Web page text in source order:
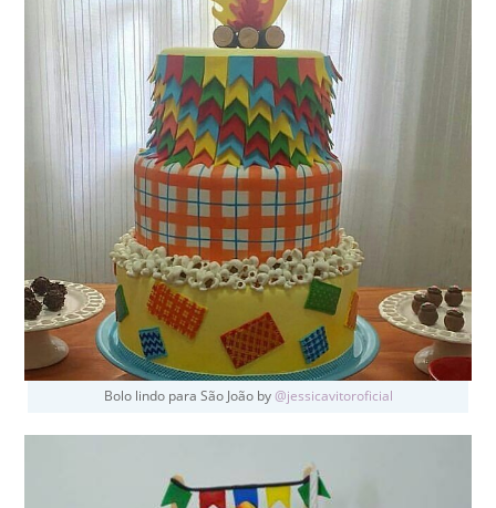
Bolo lindo para São João by@jessicavitoroficial